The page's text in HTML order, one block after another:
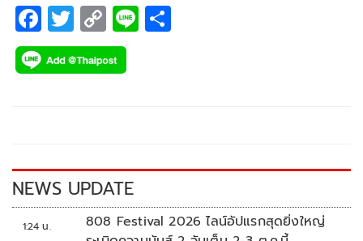
F
ac
e
k
T
wi
tt
C
o
p
k
Li
NEWS UPDATE
1:24 น.
808 Festival 2026 ไลน์อัปแรกสุดยิ่งใหญ่